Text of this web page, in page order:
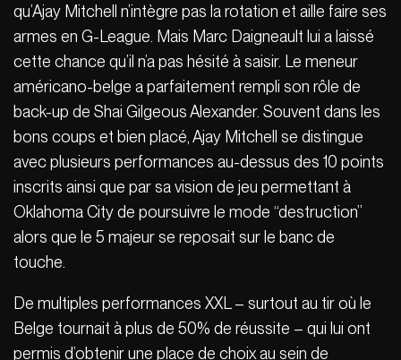
qu’Ajay Mitchell n’intègre pas la rotation et aille faire ses
armes en G-League. Mais Marc Daigneault lui a laissé
cette chance qu’il n’a pas hésité à saisir. Le meneur
américano-belge a parfaitement rempli son rôle de
back-up de Shai Gilgeous Alexander. Souvent dans les
bons coups et bien placé, Ajay Mitchell se distingue
avec plusieurs performances au-dessus des 10 points
inscrits ainsi que par sa vision de jeu permettant à
Oklahoma City de poursuivre le mode “destruction”
alors que le 5 majeur se reposait sur le banc de
touche.
De multiples performances XXL – surtout au tir où le
Belge tournait à plus de 50% de réussite – qui lui ont
permis d’obtenir une place de choix au sein de